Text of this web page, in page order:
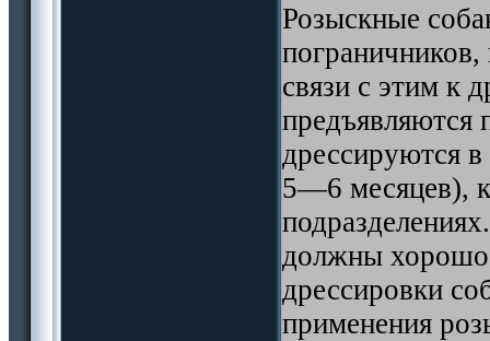
Розыскные
связи с этим к
дрессируются
5—6 месяцев),
должны хорошо
дрессировки
применения